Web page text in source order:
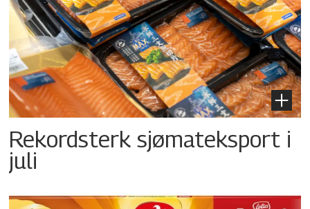
Rekordsterk sjømateksport i
juli